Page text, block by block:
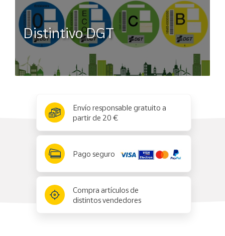
Distintivo DGT
Envío responsable gratuito a
partir de 20 €
Pago seguro
Compra artículos de
distintos vendedores